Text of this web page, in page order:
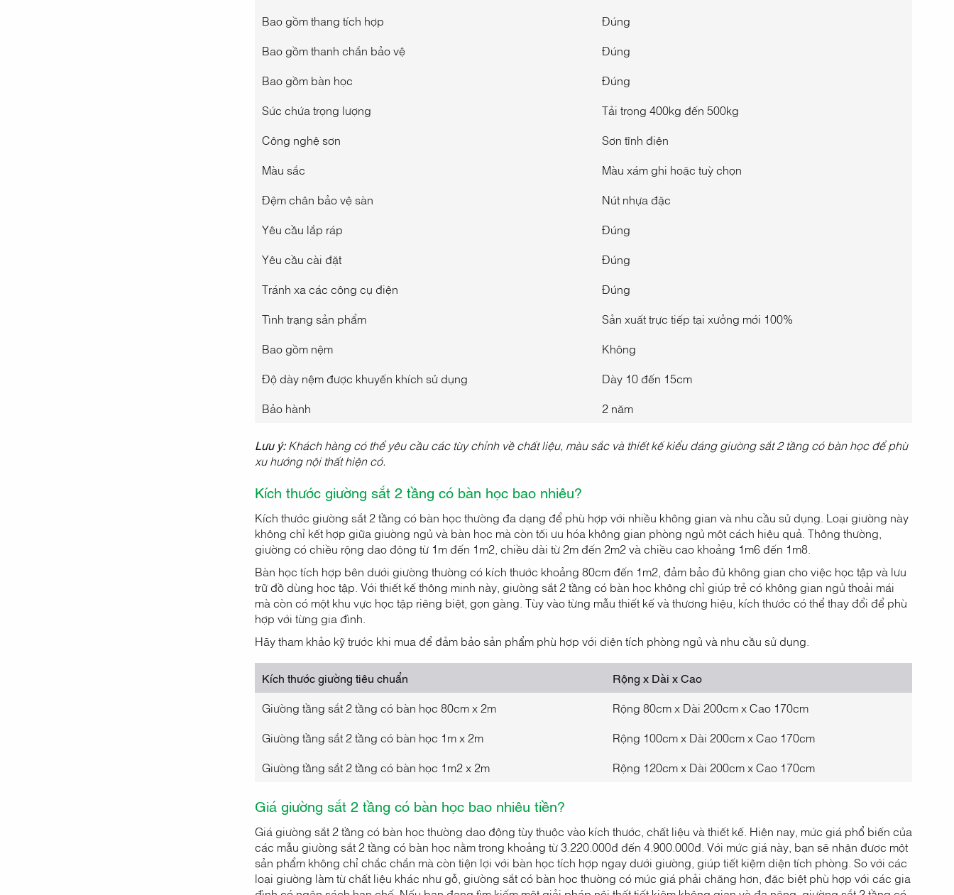
Bao gồm thang tích hợp
Đúng
Bao gồm thanh chắn bảo vệ
Đúng
Bao gồm bàn học
Đúng
Sức chứa trọng lượng
Tải trọng 400kg đến 500kg
Công nghệ sơn
Sơn tĩnh điện
Màu sắc
Màu xám ghi hoặc tuỳ chọn
Đệm chân bảo vệ sàn
Nút nhựa đặc
Yêu cầu lắp ráp
Đúng
Yêu cầu cài đặt
Đúng
Tránh xa các công cụ điện
Đúng
Tình trạng sản phẩm
Sản xuất trực tiếp tại xưởng mới 100%
Bao gồm nệm
Không
Độ dày nệm được khuyến khích sử dụng
Dày 10 đến 15cm
Bảo hành
2 năm
Lưu ý:Khách hàng có thể yêu cầu các tùy chỉnh về chất liệu, màu sắc và thiết kế kiểu dáng giường sắt 2 tầng có bàn học để phù
xu hướng nội thất hiện có.
Kích thước giường sắt 2 tầng có bàn học bao nhiêu?
Kích thước giường sắt 2 tầng có bàn học thường đa dạng để phù hợp với nhiều không gian và nhu cầu sử dụng. Loại giường này
không chỉ kết hợp giữa giường ngủ và bàn học mà còn tối ưu hóa không gian phòng ngủ một cách hiệu quả. Thông thường,
giường có chiều rộng dao động từ 1m đến 1m2, chiều dài từ 2m đến 2m2 và chiều cao khoảng 1m6 đến 1m8.
Bàn học tích hợp bên dưới giường thường có kích thước khoảng 80cm đến 1m2, đảm bảo đủ không gian cho việc học tập và lưu
trữ đồ dùng học tập. Với thiết kế thông minh này, giường sắt 2 tầng có bàn học không chỉ giúp trẻ có không gian ngủ thoải mái
mà còn có một khu vực học tập riêng biệt, gọn gàng. Tùy vào từng mẫu thiết kế và thương hiệu, kích thước có thể thay đổi để phù
hợp với từng gia đình.
Hãy tham khảo kỹ trước khi mua để đảm bảo sản phẩm phù hợp với diện tích phòng ngủ và nhu cầu sử dụng.
Kích thước giường tiêu chuẩn
Rộng x Dài x Cao
Giường tầng sắt 2 tầng có bàn học 80cm x 2m
Rộng 80cm x Dài 200cm x Cao 170cm
Giường tầng sắt 2 tầng có bàn học 1m x 2m
Rộng 100cm x Dài 200cm x Cao 170cm
Giường tầng sắt 2 tầng có bàn học 1m2 x 2m
Rộng 120cm x Dài 200cm x Cao 170cm
Giá giường sắt 2 tầng có bàn học bao nhiêu tiền?
Giá giường sắt 2 tầng có bàn học thường dao động tùy thuộc vào kích thước, chất liệu và thiết kế. Hiện nay, mức giá phổ biến của
các mẫu giường sắt 2 tầng có bàn học nằm trong khoảng từ 3.220.000đ đến 4.900.000đ. Với mức giá này, bạn sẽ nhận được một
sản phẩm không chỉ chắc chắn mà còn tiện lợi với bàn học tích hợp ngay dưới giường, giúp tiết kiệm diện tích phòng. So với các
loại giường làm từ chất liệu khác như gỗ, giường sắt có bàn học thường có mức giá phải chăng hơn, đặc biệt phù hợp với các gia